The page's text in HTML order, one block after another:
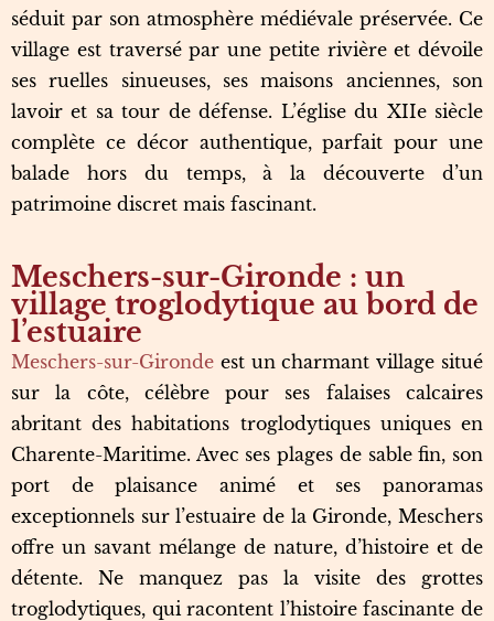
séduit par son atmosphère médiévale préservée. Ce
village est traversé par une petite rivière et dévoile
ses ruelles sinueuses, ses maisons anciennes, son
lavoir et sa tour de défense. L’église du XIIe siècle
complète ce décor authentique, parfait pour une
balade hors du temps, à la découverte d’un
patrimoine discret mais fascinant.
Meschers-sur-Gironde : un
village troglodytique au bord de
l’estuaire
Meschers-sur-Gironde est un charmant village situé
sur la côte, célèbre pour ses falaises calcaires
abritant des habitations troglodytiques uniques en
Charente-Maritime. Avec ses plages de sable fin, son
port de plaisance animé et ses panoramas
exceptionnels sur l’estuaire de la Gironde, Meschers
offre un savant mélange de nature, d’histoire et de
détente. Ne manquez pas la visite des grottes
troglodytiques, qui racontent l’histoire fascinante de